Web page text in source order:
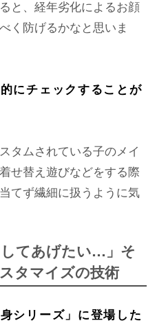
と、経年劣化によるお顔
防げるかなと思いま
にチェックすることが
タムされている子のメイ
せ替え遊びなどをする際
てず繊細に扱うように気
してあげたい…」そ
タマイズの技術
シリーズ」に登場した